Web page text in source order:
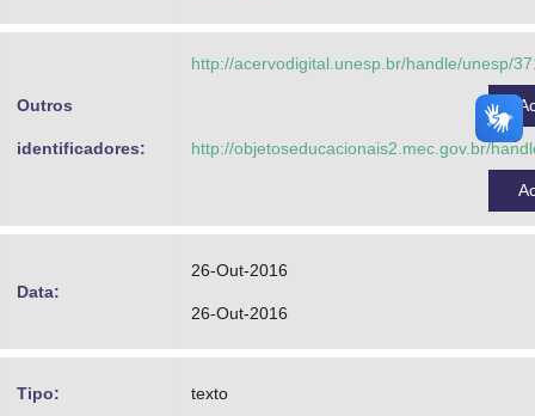
Outros
identificadores:
http://acervodigital.unesp.br/handle/unesp/
http://objetoseducacionais2.mec.gov.br/
Data:
26-Out-2016
26-Out-2016
Tipo: texto